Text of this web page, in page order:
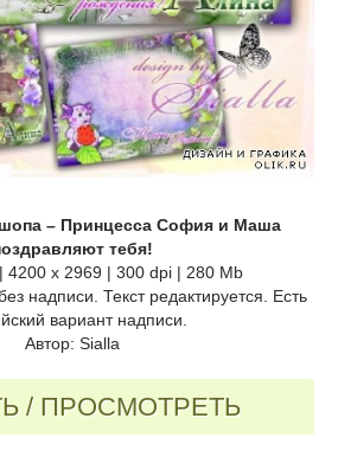
– Принцесса София и Маша
тебя!
4200 x 2969 | 300 dpi | 280 Mb
надписи. Текст редактируется. Есть
вариант надписи.
Автор: Sialla
/ ПРОСМОТРЕТЬ